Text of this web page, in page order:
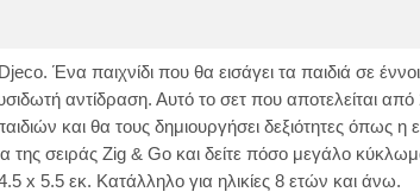
Ένα παιχνίδι που θα εισάγει τα παιδιά σε
αντίδραση. Αυτό το σετ που αποτελείται από
και θα τους δημιουργήσει δεξιότητες όπως η
σειράς Zig & Go και δείτε πόσο μεγάλο
x 5.5 εκ. Κατάλληλο για ηλικίες 8 ετών και άνω.